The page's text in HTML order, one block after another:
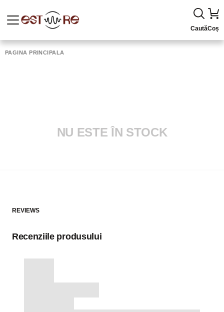
CautăCoș
PAGINA PRINCIPALĂ
NU ESTE ÎN STOCK
REVIEWS
Recenziile produsului